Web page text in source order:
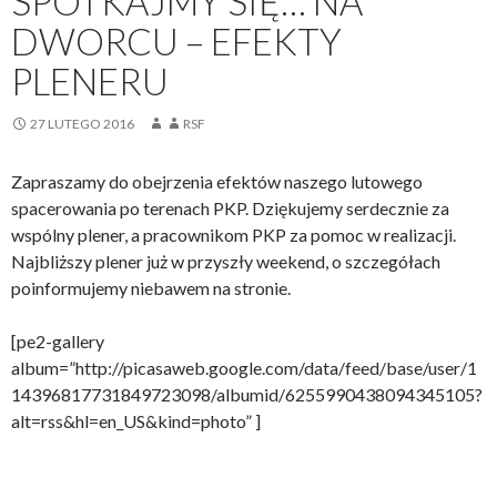
DWORCU – EFEKTY
PLENERU
27 LUTEGO 2016 RSF
Zapraszamy do obejrzenia efektów naszego lutowego
spacerowania po terenach PKP. Dziękujemy serdecznie za
wspólny plener, a pracownikom PKP za pomoc w realizacji.
Najbliższy plener już w przyszły weekend, o szczegółach
poinformujemy niebawem na stronie.
[pe2-gallery
album=”http://picasaweb.google.com/data/feed/base/user/1
14396817731849723098/albumid/6255990438094345105?
alt=rss&hl=en_US&kind=photo” ]